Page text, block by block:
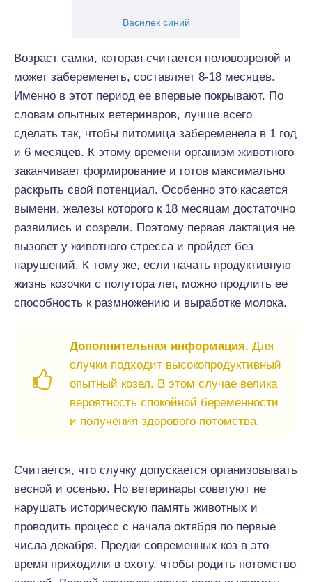
Василек синий
Возраст самки, которая считается половозрелой и
может забеременеть, составляет 8-18 месяцев.
Именно в этот период ее впервые покрывают. По
словам опытных ветеринаров, лучше всего
сделать так, чтобы питомица забеременела в 1 год
и 6 месяцев. К этому времени организм животного
заканчивает формирование и готов максимально
раскрыть свой потенциал. Особенно это касается
вымени, железы которого к 18 месяцам достаточно
развились и созрели. Поэтому первая лактация не
вызовет у животного стресса и пройдет без
нарушений. К тому же, если начать продуктивную
жизнь козочки с полутора лет, можно продлить ее
способность к размножению и выработке молока.
Дополнительная информация. Для
случки подходит высокопродуктивный
опытный козел. В этом случае велика
вероятность спокойной беременности
и получения здорового потомства.
Считается, что случку допускается организовывать
весной и осенью. Но ветеринары советуют не
нарушать историческую память животных и
проводить процесс с начала октября по первые
числа декабря. Предки современных коз в это
время приходили в охоту, чтобы родить потомство